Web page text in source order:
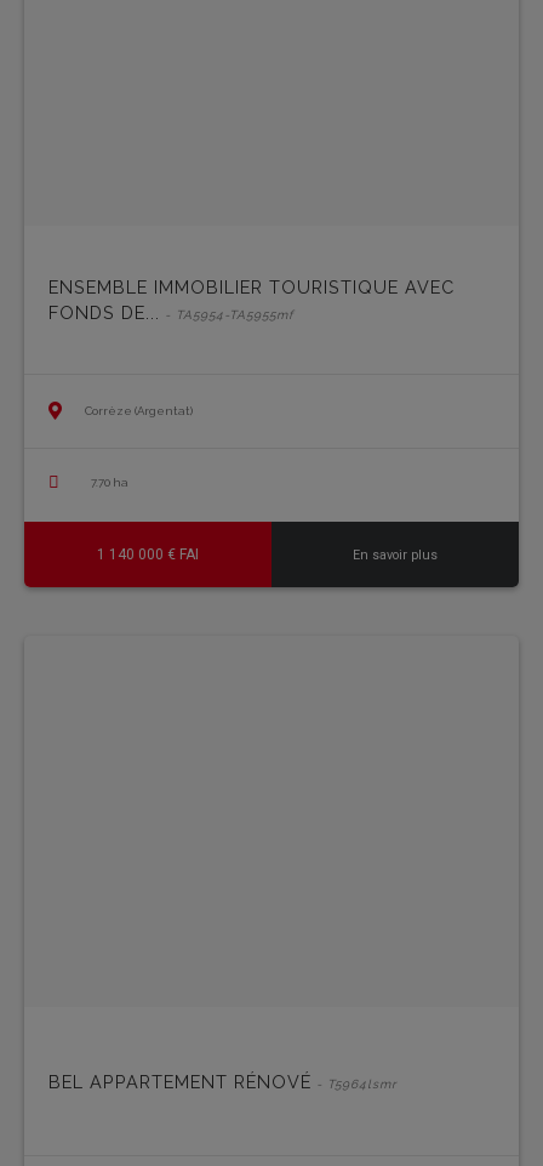
ENSEMBLE IMMOBILIER TOURISTIQUE AVEC
FONDS DE...
- TA5954-TA5955mf
Corrèze (Argentat)
7.70 ha
1 140 000 € FAI En savoir plus
BEL APPARTEMENT RÉNOVÉ - T5964lsmr